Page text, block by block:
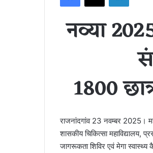
नव्या
1800
राजनांदगांव 23 नवम्बर 2025।
शासकीय चिकित्सा महाविद्यालय,
जागरूकता शिविर एवं मेगा